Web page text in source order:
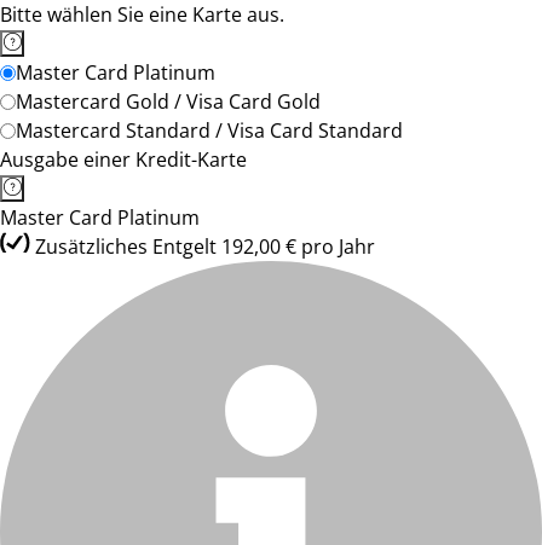
Bitte wählen Sie eine Karte aus.
Master Card Platinum
Mastercard Gold / Visa Card Gold
Mastercard Standard / Visa Card Standard
Ausgabe einer Kredit-Karte
Master Card Platinum
Zusätzliches Entgelt 192,00 € pro Jahr